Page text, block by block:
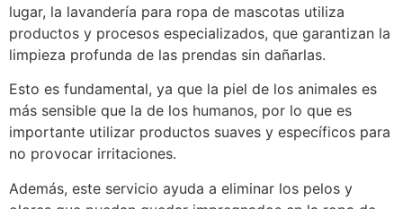
lugar, la lavandería para ropa de mascotas utiliza
productos y procesos especializados, que garantizan la
limpieza profunda de las prendas sin dañarlas.
Esto es fundamental, ya que la piel de los animales es
más sensible que la de los humanos, por lo que es
importante utilizar productos suaves y específicos para
no provocar irritaciones.
Además, este servicio ayuda a eliminar los pelos y